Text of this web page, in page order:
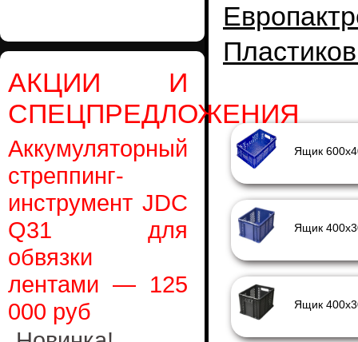
АКЦИИ И
СПЕЦПРЕДЛОЖЕНИЯ
Аккумуляторный
стреппинг-
инструмент JDC
Q31 для
обвязки
лентами — 125
000 руб